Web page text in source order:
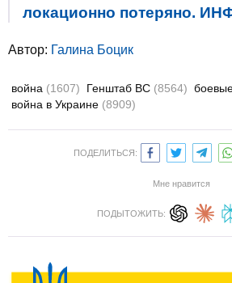
локационно потеряно.
Автор: Галина Боцик
война (1607) Генштаб ВС (8564)
война в Украине (8909)
ПОДЕЛИТЬСЯ:
Мне нравится
ПОДЫТОЖИТЬ: